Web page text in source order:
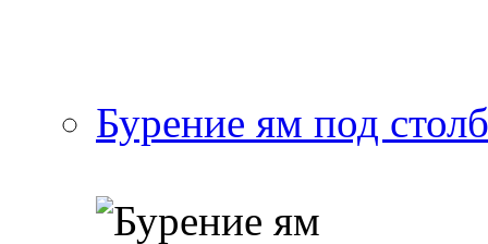
Бурение ям под